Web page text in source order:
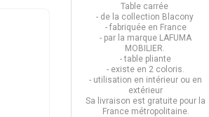
Table carrée
- de la collection Blacony
- fabriquée en France
- par la marque LAFUMA
MOBILIER.
- table pliante
- existe en 2 coloris.
- utilisation en intérieur ou en
extérieur
Sa livraison est gratuite pour la
France métropolitaine.